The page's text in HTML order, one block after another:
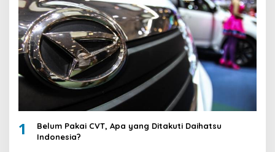
1
Belum Pakai CVT, Apa yang Ditakuti Daihatsu
Indonesia?